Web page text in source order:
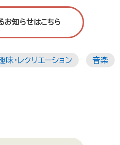
お知らせはこちら
味・レクリエーション 音楽